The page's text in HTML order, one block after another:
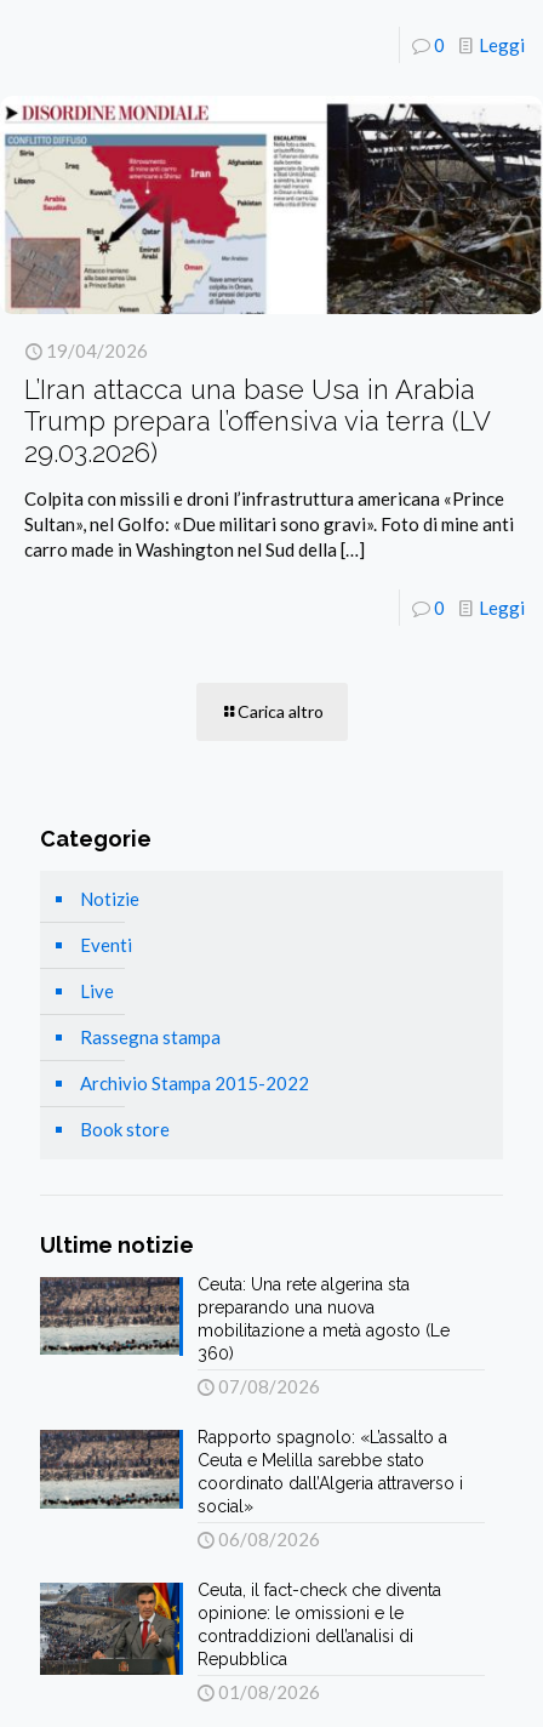
0 Leggi
19/04/2026
L’Iran attacca una base Usa in Arabia
Trump prepara l’offensiva via terra (LV
29.03.2026)
Colpita con missili e droni l’infrastruttura americana «Prince
Sultan», nel Golfo: «Due militari sono gravi». Foto di mine anti
carro made in Washington nel Sud della[…]
0 Leggi
Carica altro
Categorie
Notizie
Eventi
Live
Rassegna stampa
Archivio Stampa 2015-2022
Book store
Ultime notizie
Ceuta: Una rete algerina sta
preparando una nuova
mobilitazione a metà agosto (Le
360)
07/08/2026
Rapporto spagnolo: «L’assalto a
Ceuta e Melilla sarebbe stato
coordinato dall’Algeria attraverso i
social»
06/08/2026
Ceuta, il fact-check che diventa
opinione: le omissioni e le
contraddizioni dell’analisi di
Repubblica
01/08/2026